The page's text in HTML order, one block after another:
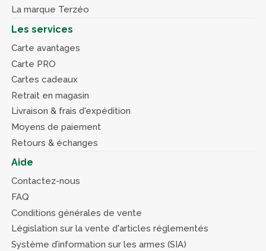
La marque Terzéo
Les services
Carte avantages
Carte PRO
Cartes cadeaux
Retrait en magasin
Livraison & frais d'expédition
Moyens de paiement
Retours & échanges
Aide
Contactez-nous
FAQ
Conditions générales de vente
Législation sur la vente d'articles réglementés
Système d’information sur les armes (SIA)